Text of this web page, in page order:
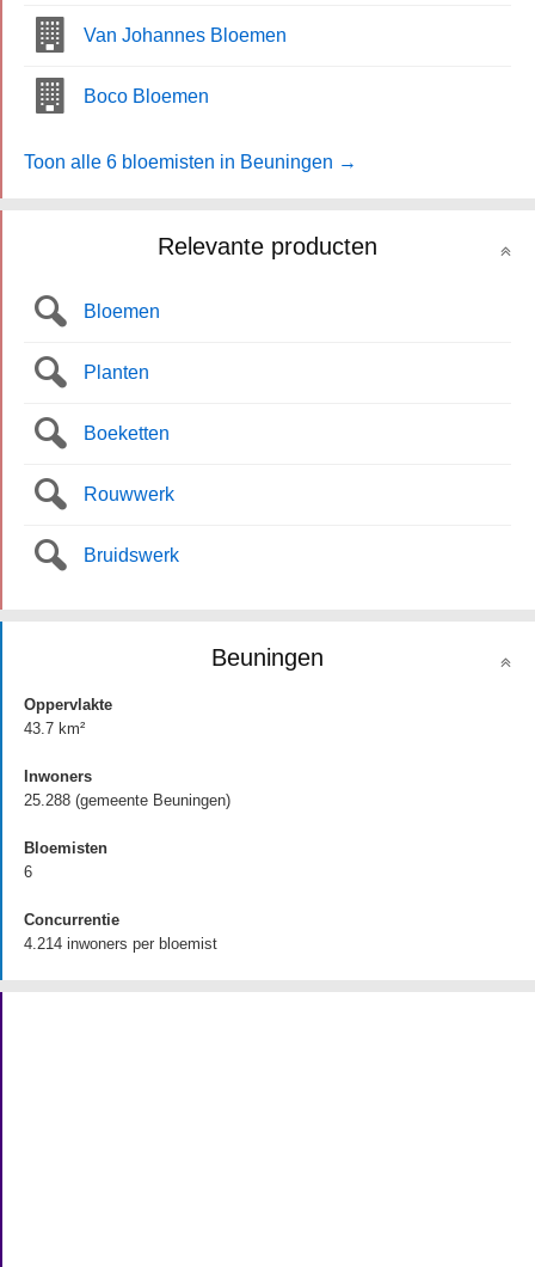
Van Johannes Bloemen
Boco Bloemen
Toon alle 6 bloemisten in Beuningen →
Relevante producten
Bloemen
Planten
Boeketten
Rouwwerk
Bruidswerk
Beuningen
Oppervlakte
43.7 km²
Inwoners
25.288 (gemeente Beuningen)
Bloemisten
6
Concurrentie
4.214 inwoners per bloemist